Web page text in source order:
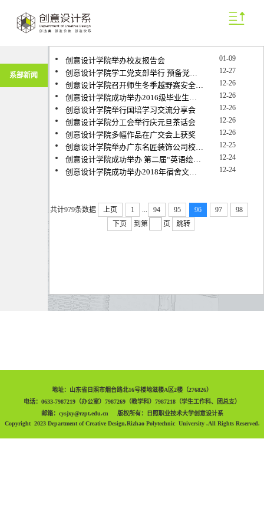
系部新闻
创意设计学院举办校友报告会 01-09
创意设计学院学工党支部举行 预备党员宣誓仪式 12-27
创意设计学院召开师生冬季越野赛安全调度会 12-26
创意设计学院成功举办2016级毕业生实习动员大会 12-26
创意设计学院举行国培学习交流分享会 12-26
创意设计学院分工会举行庆元旦茶话会 12-26
创意设计学院多幅作品在广交会上获奖 12-26
创意设计学院举办广东名匠装饰公司校园招聘宣讲会 12-25
创意设计学院成功举办 第二届“英语绘本朗读”大赛 12-24
创意设计学院成功举办2018年宿舍文化艺术节 12-24
共计979条数据 上页 1 94 95 96 97
98
下页
到第 页 跳转
地址：山东省日照市烟台路北16号楼地滋楼A区2楼（276826）
电话：0633-7987219（办公室）7987269（教学科）7987218（学生工作科、团总支）
邮箱：cysjxy@rzpt.edu.cn 版权所有：日照职业技术大学创意设计系
Copyright 2023 Department of Creative Design,Rizhao Polytechnic University .All Rights Reserved.